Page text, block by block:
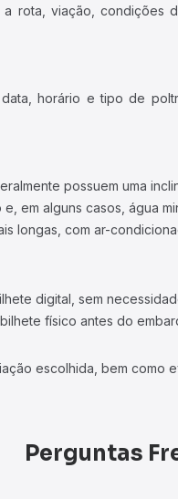
rota, viação, condições
horário e tipo de
possuem uma
em alguns casos, água
longas, com ar-
digital, sem
físico antes do
escolhida, bem como
Perguntas